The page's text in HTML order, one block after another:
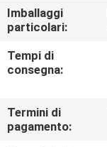
NOTIZIE
CASI
COMPANY
Imballaggi
particolari:
Tempi di
consegna:
Termini di
pagamento: